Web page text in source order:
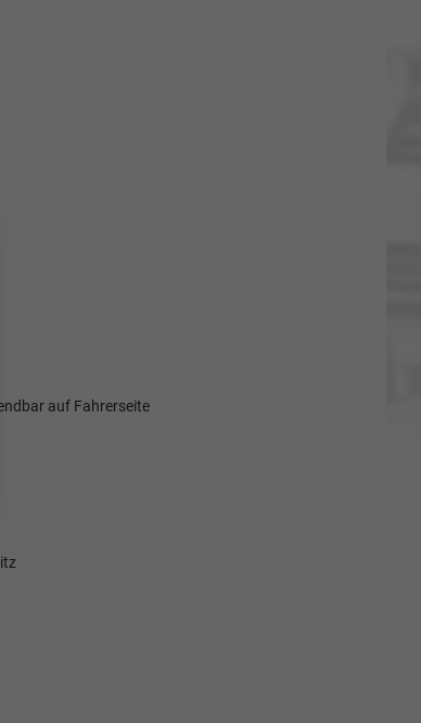
auf Fahrerseite